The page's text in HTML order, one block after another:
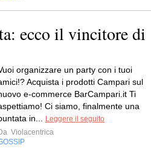
ecco il vincitore di
organizzare un party con i tuoi
Acquista i prodotti Campari sul
e-commerce BarCampari.it Ti
Ci siamo, finalmente una
in...
Leggere il seguito
Violacentrica